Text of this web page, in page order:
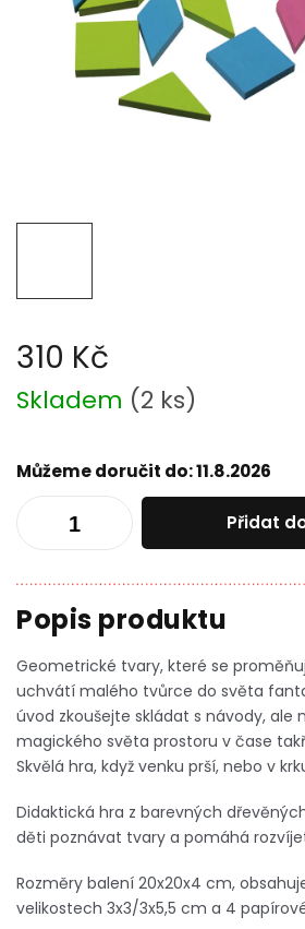
310 Kč
Měrná
cena:
Skladem (2 ks)
Můžeme doručit do:11.8.2026
Přidat
Geometrické tvary, které se
uchvátí malého tvůrce do světa
úvod zkoušejte skládat s návody, ale
magického světa prostoru v čase
Skvělá hra, když venku prší, nebo v
Didaktická hra z barevných
děti poznávat tvary a pomáhá
Rozměry balení 20x20x4 cm,
velikostech 3x3/3x5,5 cm a 4